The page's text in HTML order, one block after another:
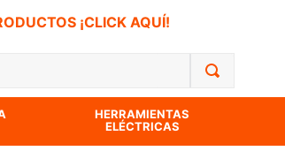
¡CLICK AQUÍ!
HERRAMIENTAS
ELÉCTRICAS